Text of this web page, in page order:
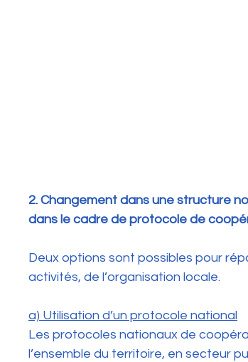
2. Changement dans une structure
dans le cadre de protocole de
Deux options sont possibles pour
activités, de l’organisation locale.
a) Utilisation d’un protocole national
Les protocoles nationaux de
l’ensemble du territoire, en secteur